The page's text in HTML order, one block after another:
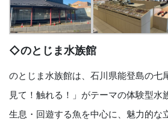
◇のとじま水族館
のとじま水族館は、石川県能登島の七
見て！触れる！」がテーマの体験型水
生息・回遊する魚を中心に、魅力的な